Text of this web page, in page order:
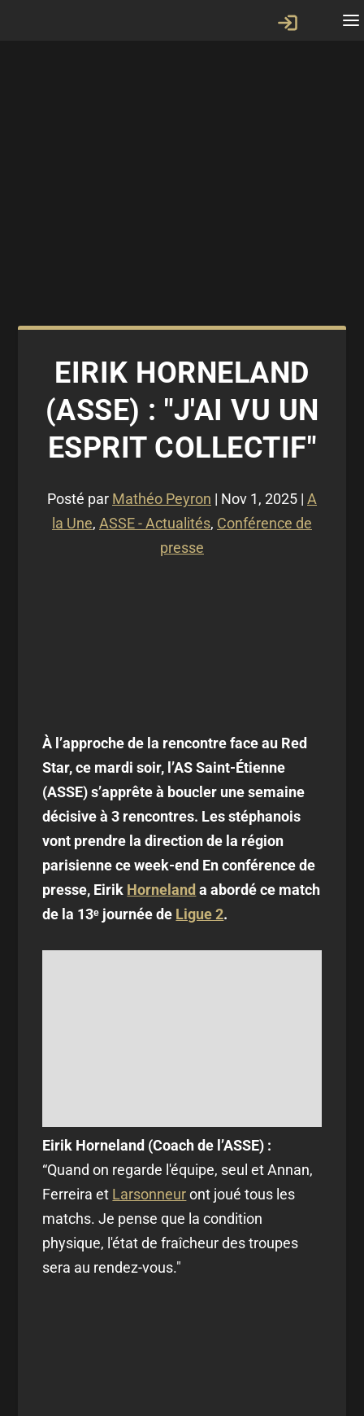
EIRIK HORNELAND
(ASSE) : "J'AI VU UN
ESPRIT COLLECTIF"
Posté par Mathéo Peyron | Nov 1, 2025 | A
la Une, ASSE - Actualités, Conférence de
presse
À l’approche de la rencontre face au Red
Star, ce mardi soir, l’AS Saint-Étienne
(ASSE) s’apprête à boucler une semaine
décisive à 3 rencontres. Les stéphanois
vont prendre la direction de la région
parisienne ce week-end En conférence de
presse, Eirik Horneland a abordé ce match
de la 13ᵉ journée de Ligue 2.
Eirik Horneland (Coach de l’ASSE) :
“Quand on regarde l'équipe, seul et Annan,
Ferreira et Larsonneuront joué tous les
matchs. Je pense que la condition
physique, l'état de fraîcheur des troupes
sera au rendez-vous."